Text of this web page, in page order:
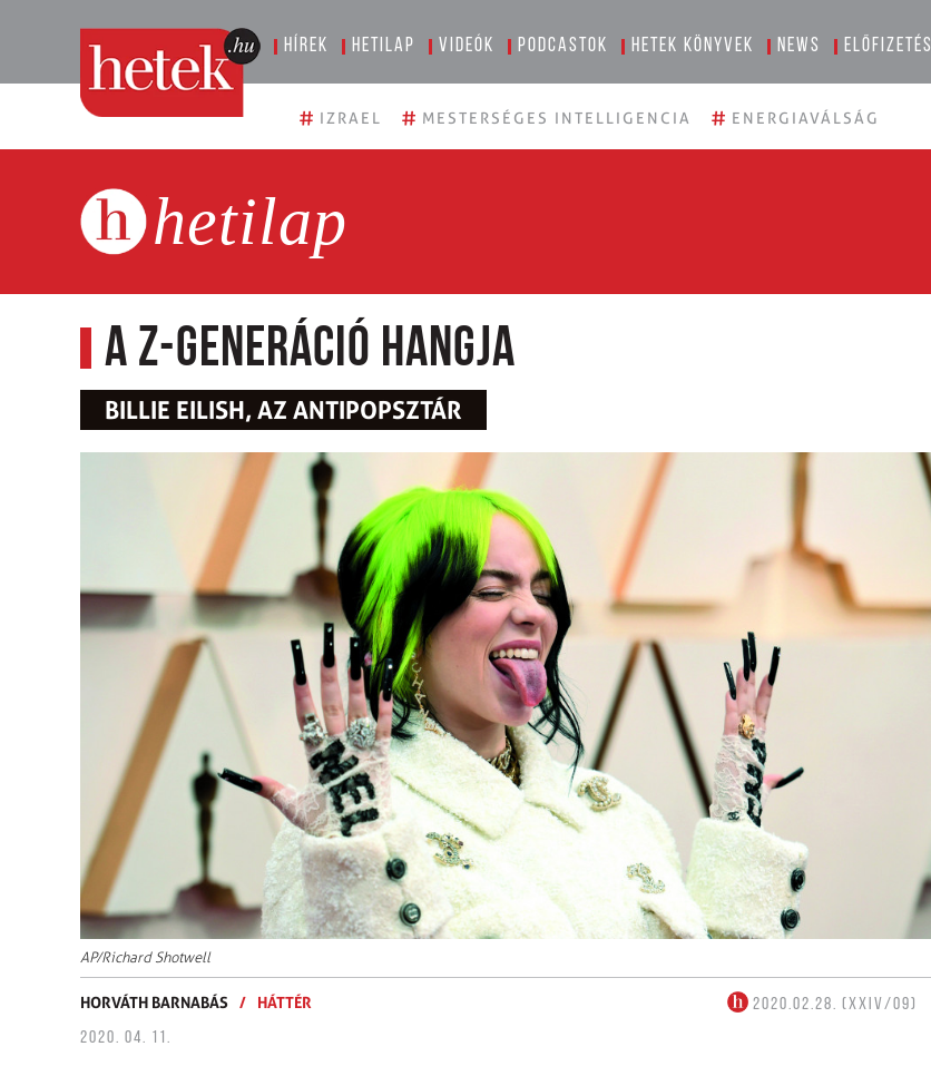
Hírek Hetilap Videók Podcastok Hetek könyvek News Előfizetés
# IZRAEL # MESTERSÉGES INTELLIGENCIA # ENERGIAVÁLSÁG
hetilap
A Z-generáció hangja
BILLIE EILISH, AZ ANTIPOPSZTÁR
AP/Richard Shotwell
HORVÁTH BARNABÁS / HÁTTÉR
2020.02.28. (XXIV/09)
2020. 04. 11.